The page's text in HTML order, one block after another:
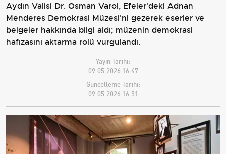
Aydın Valisi Dr. Osman Varol, Efeler'deki Adnan
Menderes Demokrasi Müzesi'ni gezerek eserler ve
belgeler hakkında bilgi aldı; müzenin demokrasi
hafızasını aktarma rolü vurgulandı.
Yayın Tarihi:
09.05.2026 16:47
Güncelleme Tarihi:
09.05.2026 16:51